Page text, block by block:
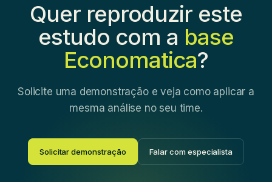
Quer reproduzir este
estudo com a base
Economatica?
Solicite uma demonstração e veja como aplicar a
mesma análise no seu time.
Solicitar demonstração Falar com especialista